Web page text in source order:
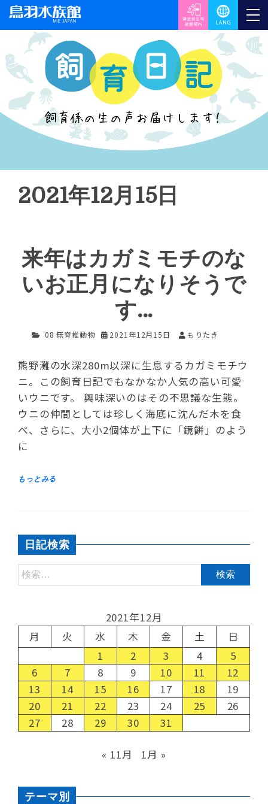
2021年12月15日
来年はカガミモチのな
いお正月になりそうで
す…
08 無脊椎動物 2021年12月15日 もりたき
熊野灘の水深280m以深に生息するカガミモチウ
ニ。この飼育日記でもなかなか人気の高い可愛
いウニです。 興味深いのはその不思議な生態。
ウニの仲間としては珍しく海底に沈んだ木を食
べ、さらに、大小2個体が上下に「鏡餅」のよう
に
日記検索
2021年12月
月
火 水 木 金 土
日
1
2 3 4
5
6
7 8 9 10 11
12
13
14 15 16 17 18
19
20
21 22 23 24 25
26
27
28 29 30 31
« 11月 1月 »
テーマ別